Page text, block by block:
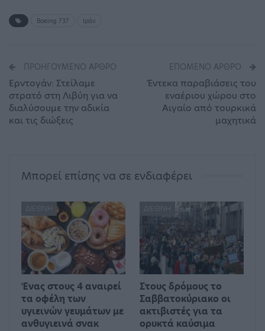
Boeing 737 Ιράν
ΠΡΟΗΓΟΎΜΕΝΟ ΆΡΘΡΟ
Ερντογάν: Στείλαμε
στρατό στη Λιβύη για να
διαλύσουμε την αδικία
και τις διώξεις
ΕΠΌΜΕΝΟ ΆΡΘΡΟ
Έντεκα παραβιάσεις του
εναέριου χώρου στο
Αιγαίο από τουρκικά
μαχητικά
Μπορεί επίσης να σε ενδιαφέρει
ΔΙΕΘΝΉ
Ένας στους 4 αναιρεί
τα οφέλη των
υγιεινών γευμάτων με
ανθυγιεινά σνακ
ΔΙΕΘΝΉ
Στους δρόμους το
Σαββατοκύριακο οι
ακτιβιστές για τα
ορυκτά καύσιμα